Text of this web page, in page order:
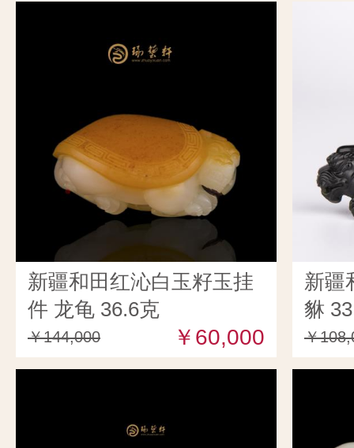
新疆和田红沁白玉籽玉挂
件 龙龟 36.6克
￥144,000 ￥60,000
新疆
貅
￥